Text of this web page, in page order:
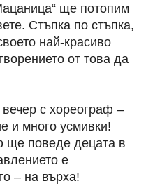
ще потопим
Стъпка по стъпка,
най-красиво
от това да
с хореограф –
и много усмивки!
ще поведе децата в
е
– на върха!